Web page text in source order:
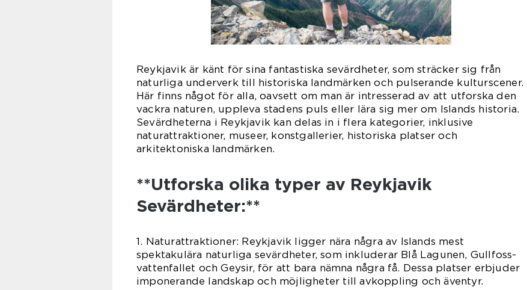
Reykjavik är känt för sina fantastiska sevärdheter, som sträcker sig från
naturliga underverk till historiska landmärken och pulserande kulturscener.
Här finns något för alla, oavsett om man är intresserad av att utforska den
vackra naturen, uppleva stadens puls eller lära sig mer om Islands historia.
Sevärdheterna i Reykjavik kan delas in i flera kategorier, inklusive
naturattraktioner, museer, konstgallerier, historiska platser och
arkitektoniska landmärken.
**Utforska olika typer av Reykjavik
Sevärdheter:**
1. Naturattraktioner: Reykjavik ligger nära några av Islands mest
spektakulära naturliga sevärdheter, som inkluderar Blå Lagunen, Gullfoss-
vattenfallet och Geysir, för att bara nämna några få. Dessa platser erbjuder
imponerande landskap och möjligheter till avkoppling och äventyr.